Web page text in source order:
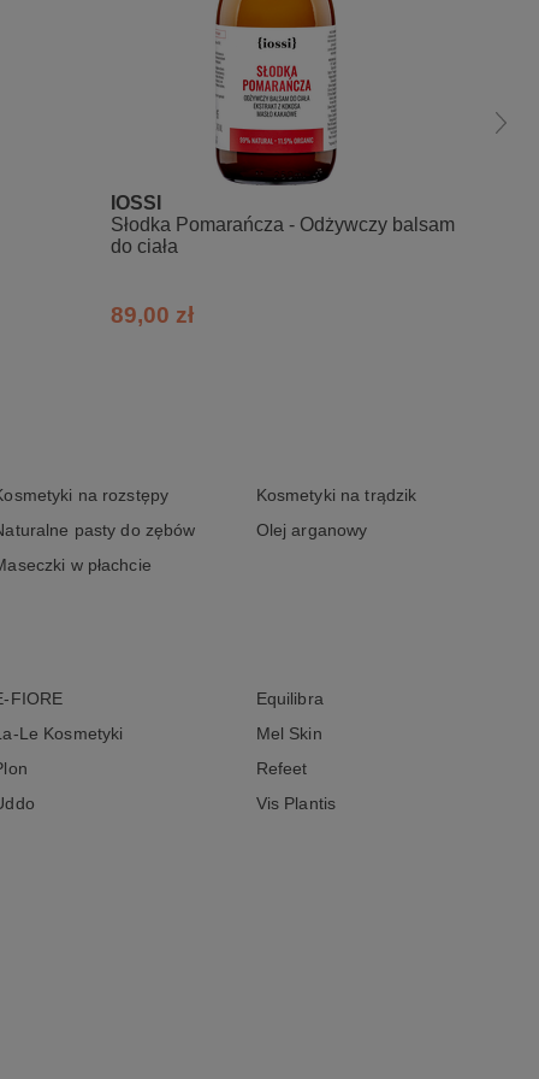
IOSSI
Słodka Pomarańcza - Odżywczy balsam
do ciała
89,00 zł
na rozstępy
Kosmetyki na trądzik
pasty do zębów
Olej arganowy
w płachcie
FIORE
Equilibra
Le Kosmetyki
Mel Skin
Refeet
Vis Plantis